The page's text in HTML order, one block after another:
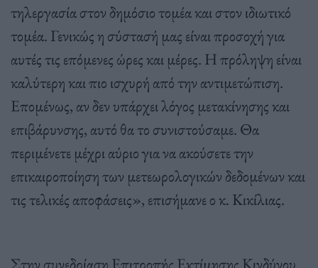
τηλεργασία στον δημόσιο τομέα και στον ιδιωτικό
τομέα. Γενικώς η σύστασή μας είναι προσοχή για
αυτές τις επόμενες ώρες και μέρες. Η πρόληψη είναι
καλύτερη και πιο ισχυρή από την αντιμετώπιση.
Επομένως, αν δεν υπάρχει λόγος μετακίνησης και
επιβάρυνσης, αυτό θα το συνιστούσαμε. Θα
περιμένετε μέχρι αύριο για να ακούσετε την
επικαιροποίηση των μετεωρολογικών δεδομένων και
τις τελικές αποφάσεις», επισήμανε ο κ. Κικίλιας.
Στην συνεδρίαση Επιτροπής Εκτίμησης Κινδύνου